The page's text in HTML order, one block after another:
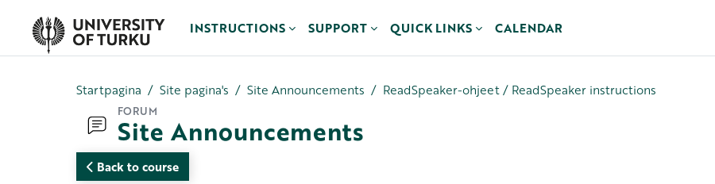
INSTRUCTIONS
SUPPORT QUICK LINKS CALENDAR
Startpagina Site pagina's Site Announcements ReadSpeaker-ohjeet / ReadSpeaker instructions
FORUM
Site Announcements
Back to course